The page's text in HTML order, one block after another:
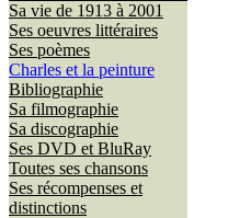
Sa vie de 1913 à 2001
Ses oeuvres littéraires
Ses poèmes
Charles et la peinture
Bibliographie
Sa filmographie
Sa discographie
Ses DVD et BluRay
Toutes ses chansons
Ses récompenses et
distinctions